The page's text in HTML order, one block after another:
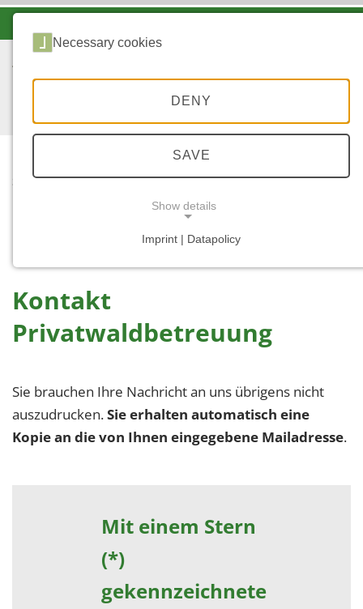
STARTSEITE
...
Kontakt
Privatwaldbetreuung
Sie brauchen Ihre Nachricht an uns übrigens nicht
auszudrucken.Sie erhalten automatisch eine
Kopie an die von Ihnen eingegebene Mailadresse.
Mit einem Stern
(*)
gekennzeichnete
Necessary cookies
DENY
SAVE
Show details
Imprint | Datapolicy